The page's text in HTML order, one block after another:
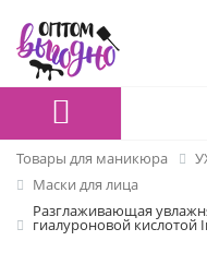
Товары для маникюра
Маски для лица
Разглаживающая увлажняющая тканевая маска для лица с
гиалуроновой кислотой